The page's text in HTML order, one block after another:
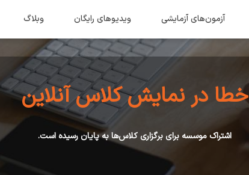
آزمون‌های آزمایشی ویدیو‌های رایگان وبلاگ
خطا در نمایش کلاس آنلاین
اشتراک موسسه برای برگزاری کلاس‌ها به پایان رسیده است.